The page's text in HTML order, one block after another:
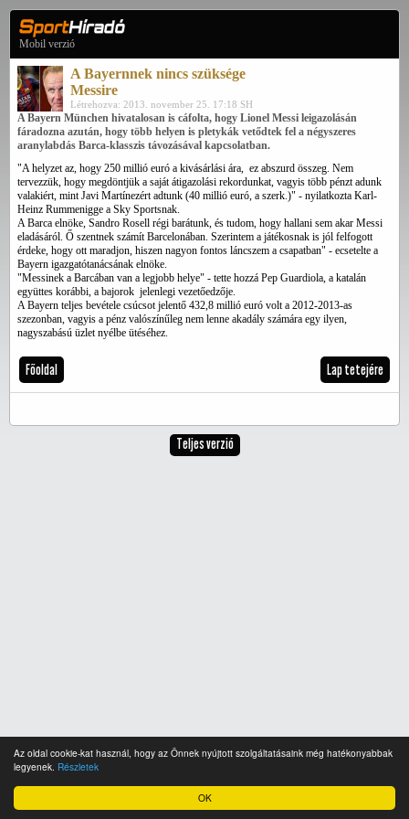
OK
Az oldal cookie-kat használ, hogy az Önnek nyújtott szolgáltatásaink még hatékonyabbak
legyenek. Részletek
Mobil verzió
A Bayernnek nincs szüksége
Messire
Létrehozva: 2013. november 25. 17:18 SH
A Bayern München hivatalosan is cáfolta, hogy Lionel Messi leigazolásán
fáradozna azután, hogy több helyen is pletykák vetődtek fel a négyszeres
aranylabdás Barca-klasszis távozásával kapcsolatban.
"A helyzet az, hogy 250 millió euró a kivásárlási ára, ez abszurd összeg. Nem
tervezzük, hogy megdöntjük a saját átigazolási rekordunkat, vagyis több pénzt adunk
valakiért, mint Javi Martínezért adtunk (40 millió euró, a szerk.)" - nyilatkozta Karl-
Heinz Rummenigge a Sky Sportsnak.
A Barca elnöke, Sandro Rosell régi barátunk, és tudom, hogy hallani sem akar Messi
eladásáról. Ő szentnek számít Barcelonában. Szerintem a játékosnak is jól felfogott
érdeke, hogy ott maradjon, hiszen nagyon fontos láncszem a csapatban" - ecsetelte a
Bayern igazgatótanácsának elnöke.
"Messinek a Barcában van a legjobb helye" - tette hozzá Pep Guardiola, a katalán
együttes korábbi, a bajorok jelenlegi vezetőedzője.
A Bayern teljes bevétele csúcsot jelentő 432,8 millió euró volt a 2012-2013-as
szezonban, vagyis a pénz valószínűleg nem lenne akadály számára egy ilyen,
nagyszabású üzlet nyélbe ütéséhez.
Főoldal Lap tetejére
Teljes verzió